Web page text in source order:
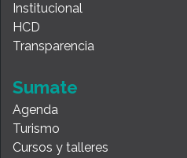
Institucional
HCD
Transparencia
Sumate
Agenda
Turismo
Cursos y talleres